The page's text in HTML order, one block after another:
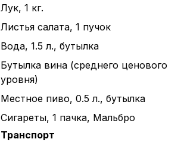
Лук, 1 кг.
Листья салата, 1 пучок
Вода, 1.5 л., бутылка
Бутылка вина (среднего ценового
уровня)
Местное пиво, 0.5 л., бутылка
Сигареты, 1 пачка, Мальбро
Транспорт